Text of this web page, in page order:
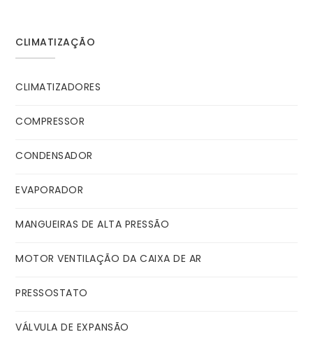
CLIMATIZAÇÃO
CLIMATIZADORES
COMPRESSOR
CONDENSADOR
EVAPORADOR
MANGUEIRAS DE ALTA PRESSÃO
MOTOR VENTILAÇÃO DA CAIXA DE AR
PRESSOSTATO
VÁLVULA DE EXPANSÃO